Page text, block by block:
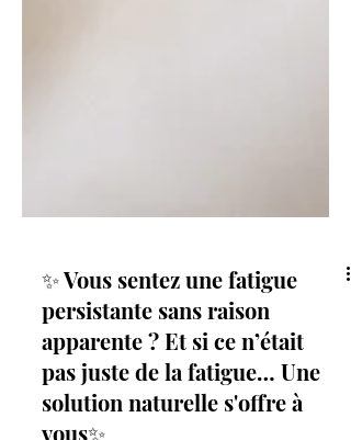
✨ Vous sentez une fatigue
persistante sans raison
apparente ? Et si ce n’était
pas juste de la fatigue… Une